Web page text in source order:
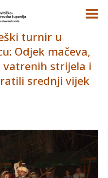
turnir u
Odjek mačeva,
vatrenih strijela i
srednji vijek